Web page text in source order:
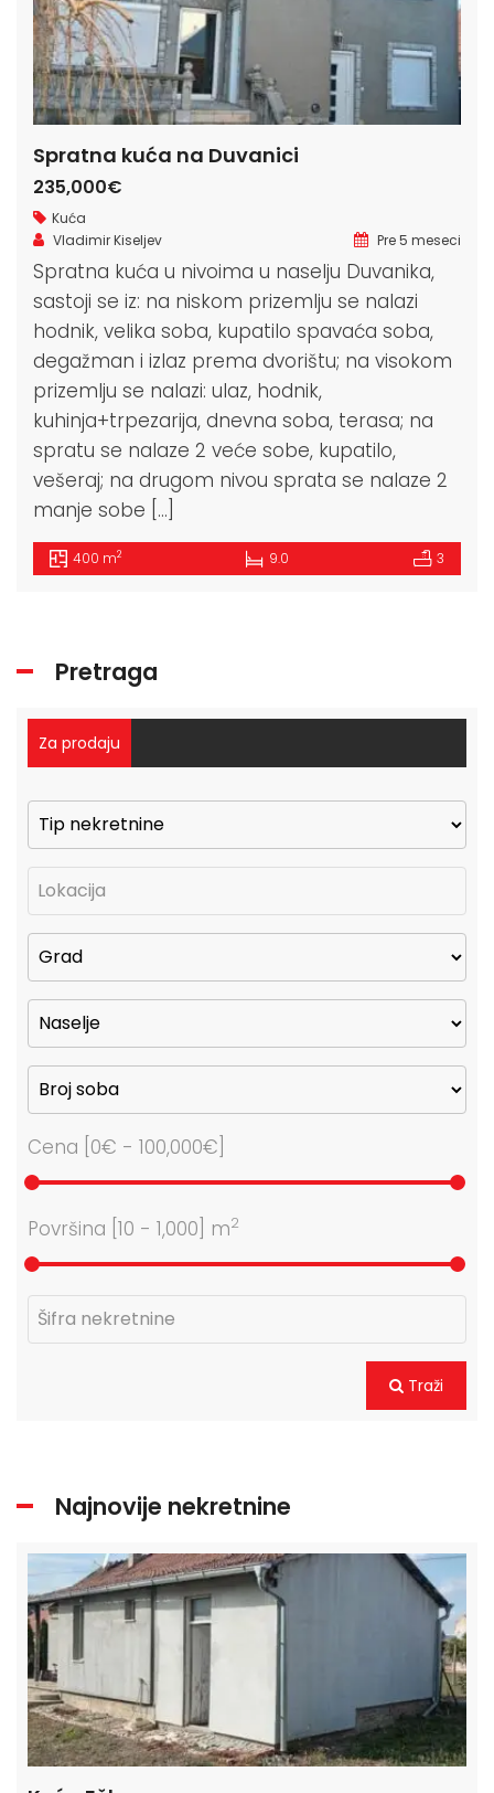
Spratna kuća na Duvanici
235,000€
Kuća
Vladimir Kiseljev
Pre 5 meseci
Spratna kuća u nivoima u naselju Duvanika,
sastoji se iz: na niskom prizemlju se nalazi
hodnik, velika soba, kupatilo spavaća soba,
degažman i izlaz prema dvorištu; na visokom
prizemlju se nalazi: ulaz, hodnik,
kuhinja+trpezarija, dnevna soba, terasa; na
spratu se nalaze 2 veće sobe, kupatilo,
vešeraj; na drugom nivou sprata se nalaze 2
manje sobe […]
400 m2 9.0 3
Pretraga
Za prodaju
Cena [ 0€ - 100,000€
Površina [ 10 - 1,000 ] m2
Traži
Najnovije nekretnine